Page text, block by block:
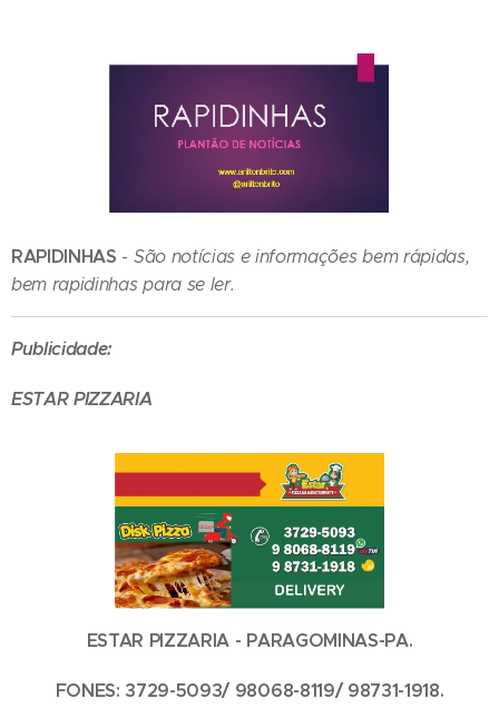
RAPIDINHAS - São notícias e informações bem rápidas,
bem rapidinhas para se ler.
Publicidade:
ESTAR PIZZARIA
ESTAR PIZZARIA - PARAGOMINAS-PA.
FONES: 3729-5093/ 98068-8119/ 98731-1918.